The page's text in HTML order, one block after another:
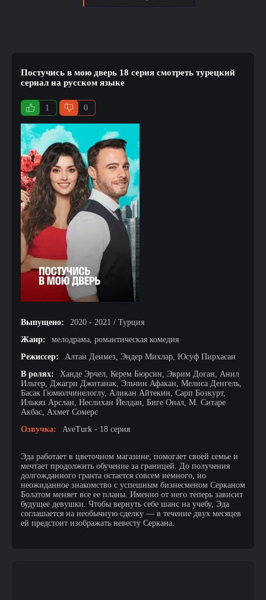
Постучись в мою дверь 18 серия смотреть турецкий
сериал на русском языке
1 0
Выпущено:
2020 - 2021 / Турция
Жанр:
мелодрама, романтическая комедия
Режиссер:
Алтан Денмез, Эндер Михлар, Юсуф Пирхасан
В ролях:
Ханде Эрчел, Керем Бюрсин, Эврим Доган, Анил
Ильтер, Джагри Джитанак, Эльчин Афакан, Мелиса Денгель,
Басак Гюмюлчинелоглу, Аликан Айтекин, Сарп Бозкурт,
Илькяз Арслан, Неслихан Йелдан, Биге Онал, М. Ситаре
Акбас, Ахмет Сомерс
Озвучка:
AveTurk - 18 серия
Эда работает в цветочном магазине, помогает своей семье и
мечтает продолжить обучение за границей. До получения
долгожданного гранта остается совсем немного, но
неожиданное знакомство с успешным бизнесменом Серканом
Болатом меняет все ее планы. Именно от него теперь зависит
будущее девушки. Чтобы вернуть себе шанс на учебу, Эда
соглашается на необычную сделку — в течение двух месяцев
ей предстоит изображать невесту Серкана.